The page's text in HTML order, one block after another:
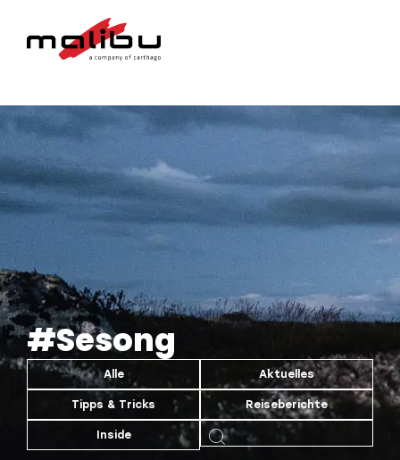
#Sesong
Alle Aktuelles
Tipps & Tricks Reiseberichte
Inside